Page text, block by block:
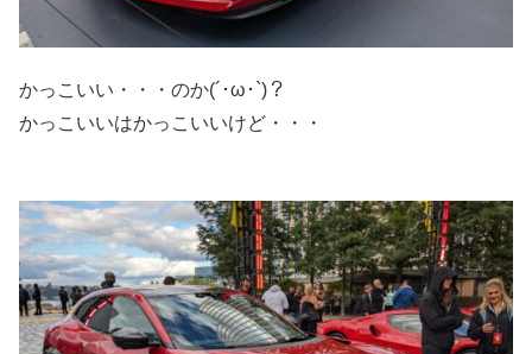
かっこいい・・・のか(´･ω･`)？
かっこいいはかっこいいけど・・・